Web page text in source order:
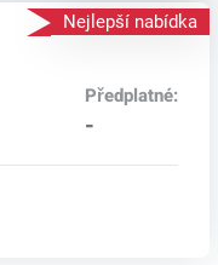
Nejlepší nabídka
Předplatné:
-